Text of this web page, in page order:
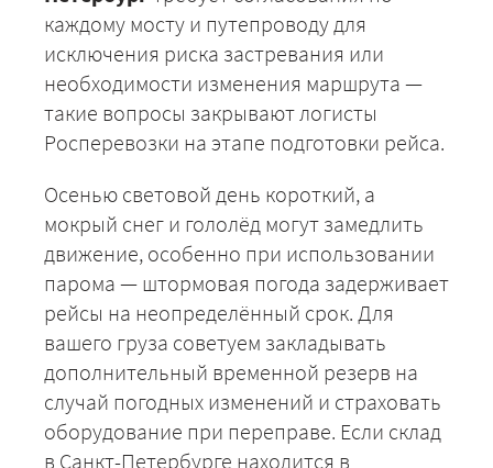
каждому мосту и путепроводу для
исключения риска застревания или
необходимости изменения маршрута —
такие вопросы закрывают логисты
Росперевозки на этапе подготовки рейса.
Осенью световой день короткий, а
мокрый снег и гололёд могут замедлить
движение, особенно при использовании
парома — штормовая погода задерживает
рейсы на неопределённый срок. Для
вашего груза советуем закладывать
дополнительный временной резерв на
случай погодных изменений и страховать
оборудование при переправе. Если склад
в Санкт-Петербурге находится в
+7 (499) 520-05-23